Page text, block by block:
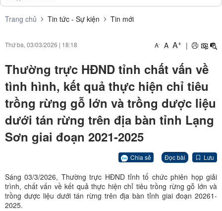
Trang chủ Tin tức - Sự kiện Tin mới
Thứ ba, 03/03/2026 | 18:18 A- A A+ |
Thường trực HĐND tỉnh chất vấn về
tình hình, kết quả thực hiện chỉ tiêu
trồng rừng gỗ lớn và trồng dược liệu
dưới tán rừng trên địa bàn tỉnh Lạng
Sơn giai đoạn 2021-2025
Chia sẻ Đọc bài Lưu
Sáng 03/3/2026, Thường trực HĐND tỉnh tổ chức phiên họp giải
trình, chất vấn về kết quả thực hiện chỉ tiêu trồng rừng gỗ lớn và
trồng dược liệu dưới tán rừng trên địa bàn tỉnh giai đoạn 20261-
2025.